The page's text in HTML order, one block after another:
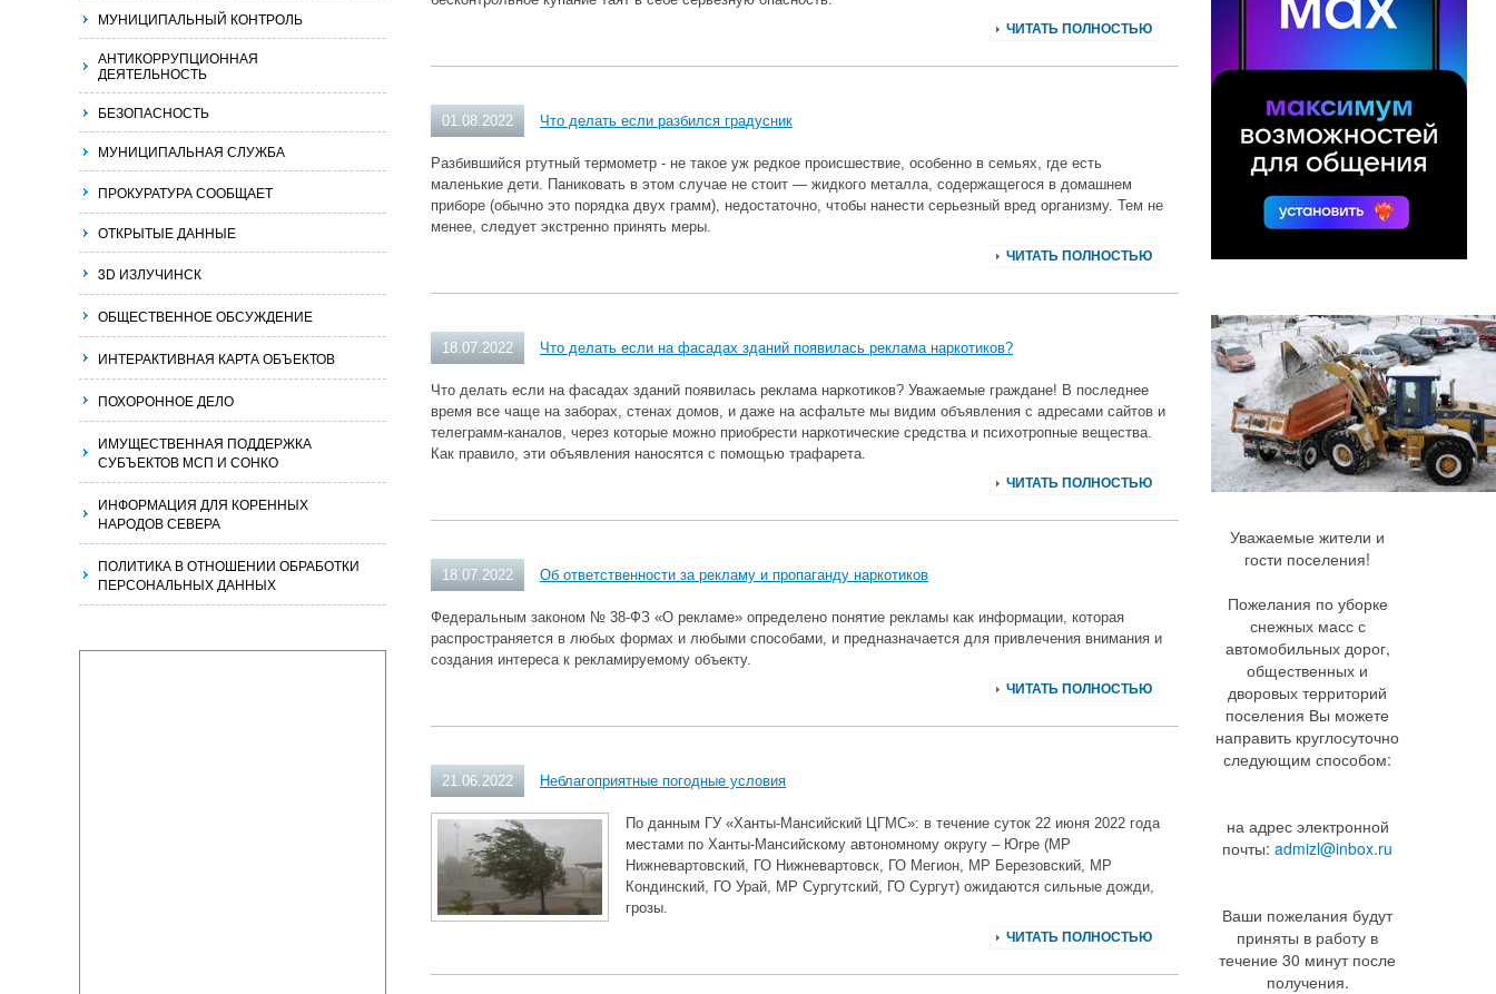
ЧИТАТЬ ПОЛНОСТЬЮ
01.08.2022 Что делать если разбился градусник
Разбившийся ртутный термометр - не такое уж редкое происшествие, особенно в семьях, где есть
маленькие дети. Паниковать в этом случае не стоит — жидкого металла, содержащегося в домашнем
приборе (обычно это порядка двух грамм), недостаточно, чтобы нанести серьезный вред организму. Тем не
менее, следует экстренно принять меры.
ЧИТАТЬ ПОЛНОСТЬЮ
18.07.2022 Что делать если на фасадах зданий появилась реклама наркотиков?
Что делать если на фасадах зданий появилась реклама наркотиков? Уважаемые граждане! В последнее
время все чаще на заборах, стенах домов, и даже на асфальте мы видим объявления с адресами сайтов и
телеграмм-каналов, через которые можно приобрести наркотические средства и психотропные вещества.
Как правило, эти объявления наносятся с помощью трафарета.
ЧИТАТЬ ПОЛНОСТЬЮ
18.07.2022 Об ответственности за рекламу и пропаганду наркотиков
Федеральным законом № 38-ФЗ «О рекламе» определено понятие рекламы как информации, которая
распространяется в любых формах и любыми способами, и предназначается для привлечения внимания и
создания интереса к рекламируемому объекту.
ЧИТАТЬ ПОЛНОСТЬЮ
21.06.2022 Неблагоприятные погодные условия
По данным ГУ «Ханты-Мансийский ЦГМС»: в течение суток 22 июня 2022 года
местами по Ханты-Мансийскому автономному округу – Югре (МР
Нижневартовский, ГО Нижневартовск, ГО Мегион, МР Березовский, МР
Кондинский, ГО Урай, МР Сургутский, ГО Сургут) ожидаются сильные дожди,
грозы.
ЧИТАТЬ ПОЛНОСТЬЮ
МУНИЦИПАЛЬНЫЙ КОНТРОЛЬ
АНТИКОРРУПЦИОННАЯ
ДЕЯТЕЛЬНОСТЬ
БЕЗОПАСНОСТЬ
МУНИЦИПАЛЬНАЯ СЛУЖБА
ПРОКУРАТУРА СООБЩАЕТ
ОТКРЫТЫЕ ДАННЫЕ
3D ИЗЛУЧИНСК
ОБЩЕСТВЕННОЕ ОБСУЖДЕНИЕ
ИНТЕРАКТИВНАЯ КАРТА ОБЪЕКТОВ
ПОХОРОННОЕ ДЕЛО
ИМУЩЕСТВЕННАЯ ПОДДЕРЖКА
СУБЪЕКТОВ МСП И СОНКО
ИНФОРМАЦИЯ ДЛЯ КОРЕННЫХ
НАРОДОВ СЕВЕРА
ПОЛИТИКА В ОТНОШЕНИИ ОБРАБОТКИ
ПЕРСОНАЛЬНЫХ ДАННЫХ
Уважаемые жители и
гости поселения!
Пожелания по уборке
снежных масс с
автомобильных дорог,
общественных и
дворовых территорий
поселения Вы можете
направить круглосуточно
следующим способом:
на адрес электронной
почты:admizl@inbox.ru
Ваши пожелания будут
приняты в работу в
течение 30 минут после
получения.